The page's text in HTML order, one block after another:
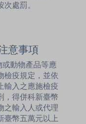
處罰。
意事項
或動物產品等應
檢疫規定，並依
輸入之應施檢疫
，得併科新臺幣
之輸入人或代理
臺幣五萬元以上